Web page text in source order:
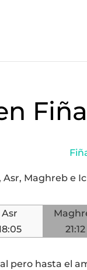
Maghreb e
Asr
21:12
pero hasta el